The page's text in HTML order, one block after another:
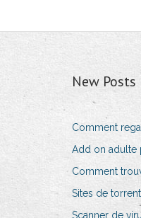
New Posts
Comment
Add on adulte
Comment
Sites de
Scanner de